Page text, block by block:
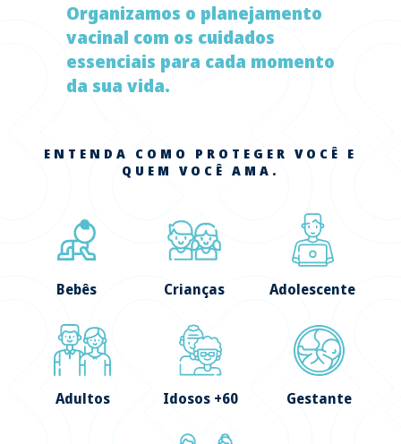
Organizamos o planejamento
vacinal com os cuidados
essenciais para cada momento
da sua vida.
ENTENDA COMO PROTEGER VOCÊ E
QUEM VOCÊ AMA.
Bebês Crianças Adolescente
Adultos Idosos +60 Gestante